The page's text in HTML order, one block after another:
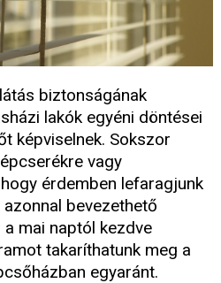
biztonságának
lakók egyéni döntései
képviselnek. Sokszor
vagy
érdemben lefaragjunk
bevezethető
mai naptól kezdve
takaríthatunk meg a
egyaránt.